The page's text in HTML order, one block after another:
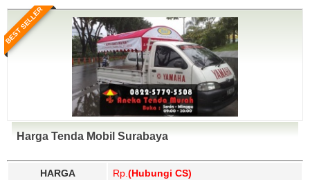
BEST SELLER
Harga Tenda Mobil Surabaya
HARGA Rp. (Hubungi CS)